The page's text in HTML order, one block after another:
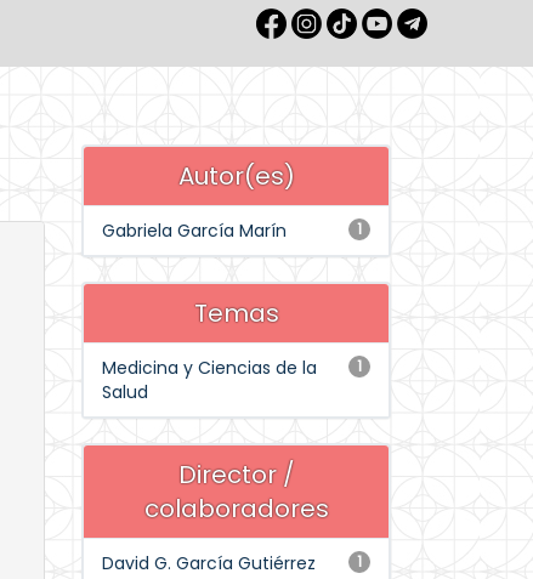
Autor(es)
1
Gabriela García Marín
Temas
1
Medicina y Ciencias de la
Salud
Director /
colaboradores
1
David G. García Gutiérrez